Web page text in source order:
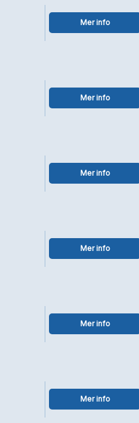
Mer info
Mer info
Mer info
Mer info
Mer info
Mer info